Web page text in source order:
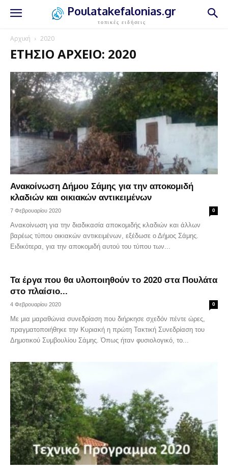
Poulatakefalonias.gr
τοπικές ειδήσεις
Αρχική 2020
ΕΤΉΣΙΟ ΑΡΧΕΊΟ: 2020
Ανακοίνωση Δήμου Σάμης για την αποκομιδή
κλαδιών και οικιακών αντικειμένων
7 Φεβρουαρίου 2020 0
Ανακοίνωση για την διαδικασία αποκομιδής κλαδιών και άλλων
βαρέως τύπου οικιακών αντικειμένων, εξέδωσε ο Δήμος Σάμης.
Ειδικότερα, για την αποκομιδή αυτού του τύπου των...
Τα έργα που θα υλοποιηθούν το 2020 στα Πουλάτα
στο πλαίσιο...
4 Φεβρουαρίου 2020 0
Με μια μαραθώνια συνεδρίαση που διήρκησε σχεδόν πέντε ώρες,
πραγματοποιήθηκε την Κυριακή η πρώτη Τακτική Συνεδρίαση του
Δημοτικού Συμβουλίου Σάμης. Όπως ήταν φυσιολογικό, το...